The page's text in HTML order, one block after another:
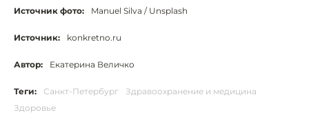
Источник фото: Manuel Silva / Unsplash
Источник: konkretno.ru
Автор: Екатерина Величко
Теги: Санкт-Петербург
Здравоохранение и медицина
Здоровье